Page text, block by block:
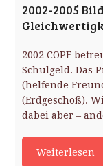
2002-2005
2002 COPE
Schulgeld. Das
(helfende
(Erdgeschoß).
dabei aber –
Weiterlesen